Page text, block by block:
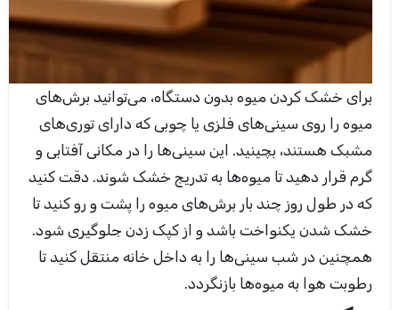
برای خشک کردن میوه بدون دستگاه، می‌توانید برش‌های
میوه را روی سینی‌های فلزی یا چوبی که دارای توری‌های
مشبک هستند، بچینید. این سینی‌ها را در مکانی آفتابی و
گرم قرار دهید تا میوه‌ها به تدریج خشک شوند. دقت کنید
که در طول روز چند بار برش‌های میوه را پشت و رو کنید تا
خشک شدن یکنواخت باشد و از کپک زدن جلوگیری شود.
همچنین در شب سینی‌ها را به داخل خانه منتقل کنید تا
رطوبت هوا به میوه‌ها بازنگردد.